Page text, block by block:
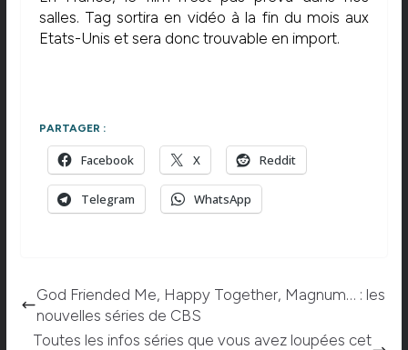
salles. Tag sortira en vidéo à la fin du mois aux
Etats-Unis et sera donc trouvable en import.
PARTAGER :
Facebook X Reddit
Telegram WhatsApp
God Friended Me, Happy Together, Magnum… : les
nouvelles séries de CBS
Toutes les infos séries que vous avez loupées cet